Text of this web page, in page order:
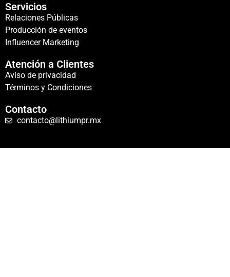
Servicios
Relaciones Públicas
Producción de eventos
Influencer Marketing
Atención a Clientes
Aviso de privacidad
Términos y Condiciones
Contacto
contacto@lithiumpr.mx